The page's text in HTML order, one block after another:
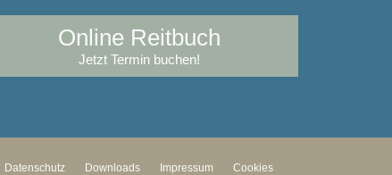
Online Reitbuch
Jetzt Termin buchen!
Datenschutz Downloads Impressum Cookies